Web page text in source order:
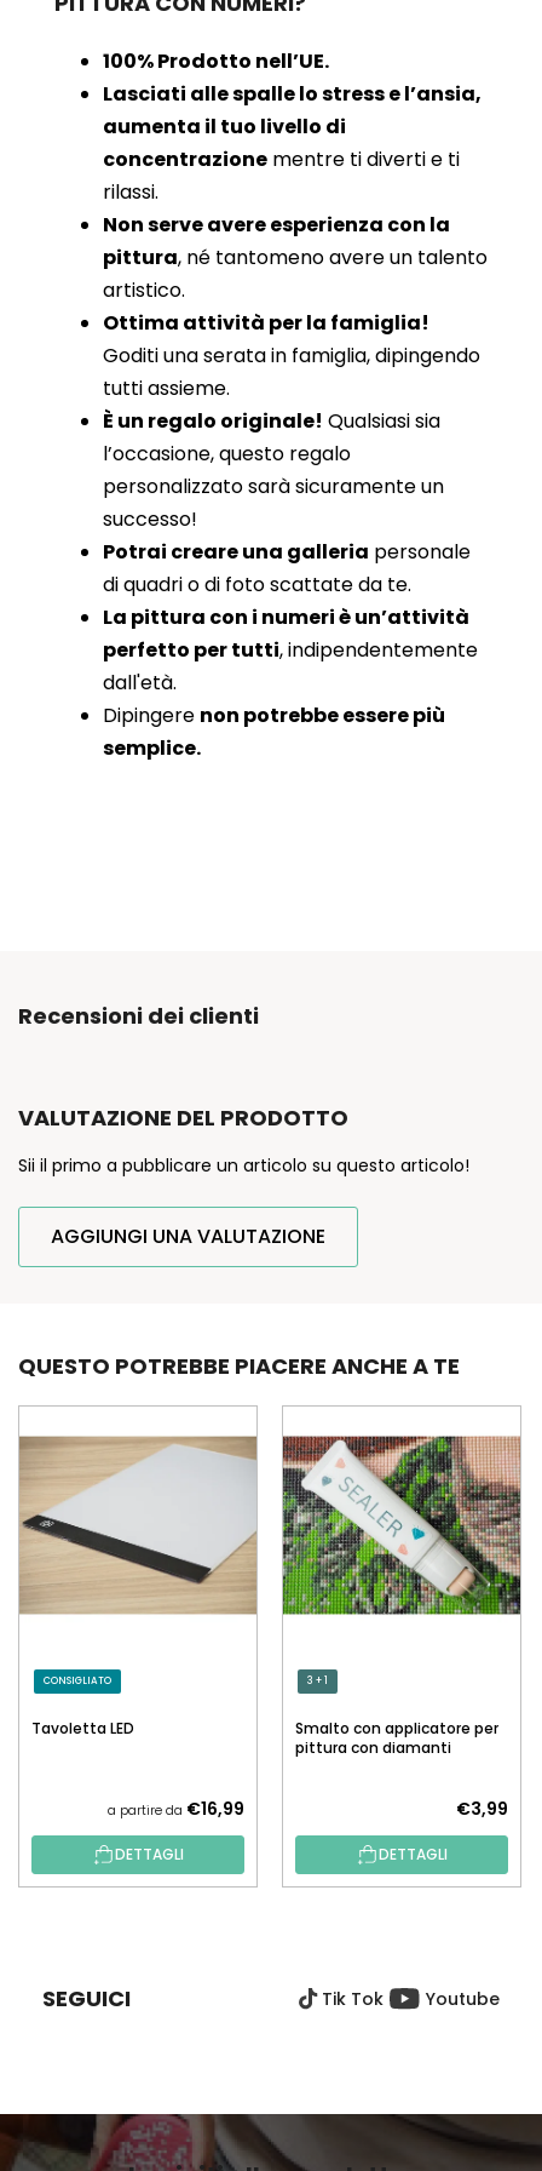
100% Prodotto nell’UE.
Lasciati alle spalle lo stress e l’ansia,
aumenta il tuo livello di
concentrazione mentre ti diverti e ti
rilassi.
Non serve avere esperienza con la
pittura, né tantomeno avere un talento
artistico.
Ottima attività per la famiglia!
Goditi una serata in famiglia, dipingendo
tutti assieme.
È un regalo originale! Qualsiasi sia
l’occasione, questo regalo
personalizzato sarà sicuramente un
successo!
Potrai creare una galleria personale
di quadri o di foto scattate da te.
La pittura con i numeri è un’attività
perfetto per tutti, indipendentemente
dall'età.
Dipingere non potrebbe essere più
semplice.
Recensioni dei clienti
VALUTAZIONE DEL PRODOTTO
Sii il primo a pubblicare un articolo su questo articolo!
AGGIUNGI UNA VALUTAZIONE
QUESTO POTREBBE PIACERE ANCHE A TE
CONSIGLIATO
Tavoletta LED
a partire da €16,99
DETTAGLI
3 + 1
Smalto con applicatore per
pittura con diamanti
€3,99
DETTAGLI
G
SEGUICI Tik Tok Youtube